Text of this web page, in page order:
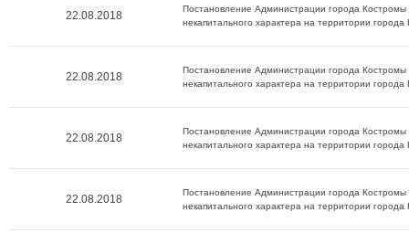
22.08.2018
Постановление Администрации города
некапитального характера на территории
22.08.2018
Постановление Администрации города
некапитального характера на территории
22.08.2018
Постановление Администрации города
некапитального характера на территории
22.08.2018
Постановление Администрации города
некапитального характера на территории